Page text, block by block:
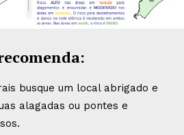
busque um local abrigado e
alagadas ou pontes e